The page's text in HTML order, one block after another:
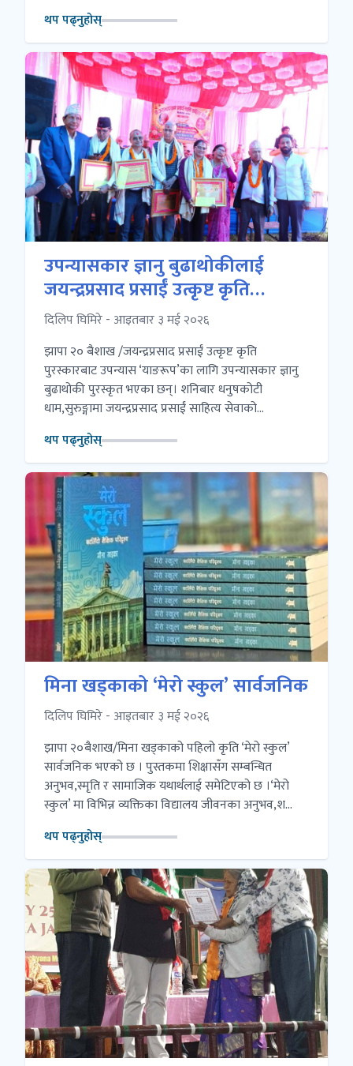
थप पढ्नुहोस्
उपन्यासकार ज्ञानु बुढाथोकीलाई
जयन्द्रप्रसाद प्रसाईं उत्कृष्ट कृति
पुरस्कार प्रदान
दिलिप घिमिरे - आइतबार ३ मई २०२६
झापा २० बैशाख /जयन्द्रप्रसाद प्रसाईं उत्कृष्ट कृति
पुरस्कारबाट उपन्यास ‘याङरूप’का लागि उपन्यासकार ज्ञानु
बुढाथोकी पुरस्कृत भएका छन्। शनिबार धनुषकोटी
धाम,सुरुङ्गामा जयन्द्रप्रसाद प्रसाईं साहित्य सेवाको...
थप पढ्नुहोस्
मिना खड्काको ‘मेरो स्कुल’ सार्वजनिक
दिलिप घिमिरे - आइतबार ३ मई २०२६
झापा २०बैशाख/मिना खड्काको पहिलो कृति ‘मेरो स्कुल’
सार्वजनिक भएको छ । पुस्तकमा शिक्षासँग सम्बन्धित
अनुभव,स्मृति र सामाजिक यथार्थलाई समेटिएको छ ।‘मेरो
स्कुल’ मा विभिन्न व्यक्तिका विद्यालय जीवनका अनुभव,श...
थप पढ्नुहोस्